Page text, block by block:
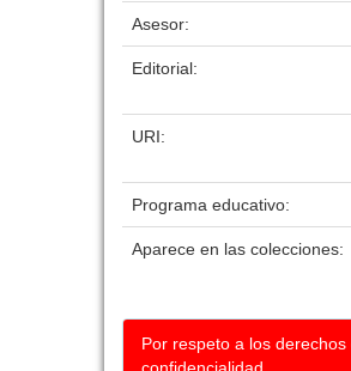
Asesor:
Editorial:
URI:
Programa educativo:
Aparece en las colecciones:
Por respeto a los